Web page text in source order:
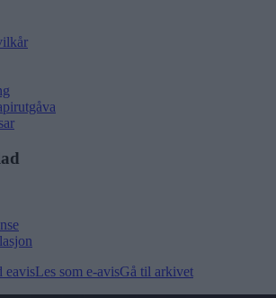
Les som e-avisGå til arkivet